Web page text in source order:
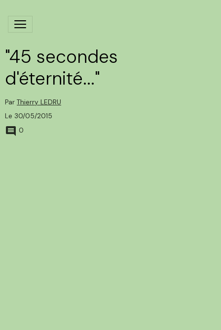
"45 secondes
d'éternité..."
Par Thierry LEDRU
Le 30/05/2015
0